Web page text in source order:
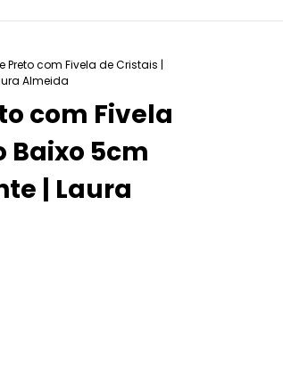
Preto com Fivela de Cristais |
Almeida
com Fivela
Baixo 5cm
| Laura